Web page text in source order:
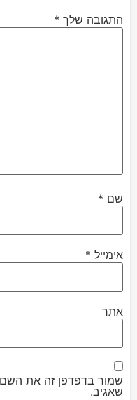
התגובה שלך *
שם *
אימייל *
אתר
שמור בדפדפן זה את
שאגיב.